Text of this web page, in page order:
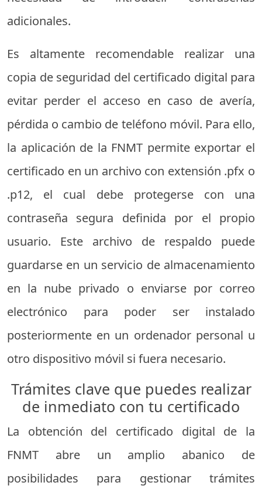
adicionales.
Es altamente recomendable realizar una
copia de seguridad del certificado digital para
evitar perder el acceso en caso de avería,
pérdida o cambio de teléfono móvil. Para ello,
la aplicación de la FNMT permite exportar el
certificado en un archivo con extensión .pfx o
.p12, el cual debe protegerse con una
contraseña segura definida por el propio
usuario. Este archivo de respaldo puede
guardarse en un servicio de almacenamiento
en la nube privado o enviarse por correo
electrónico para poder ser instalado
posteriormente en un ordenador personal u
otro dispositivo móvil si fuera necesario.
Trámites clave que puedes realizar
de inmediato con tu certificado
La obtención del certificado digital de la
FNMT abre un amplio abanico de
posibilidades para gestionar trámites